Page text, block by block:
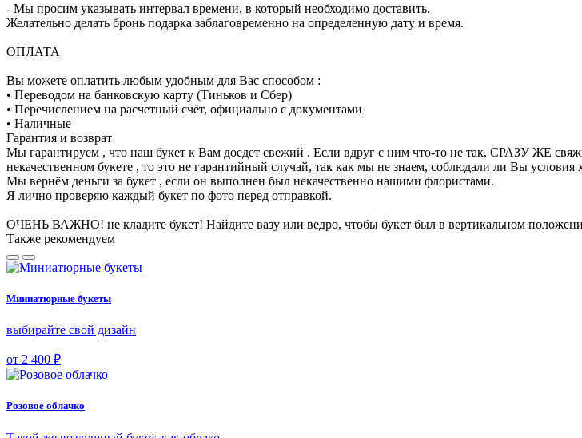
- Мы просим указывать интервал времени, в который необходимо доставить.
Желательно делать бронь подарка заблаговременно на определенную дату и время.
ОПЛАТА
Вы можете оплатить любым удобным для Вас способом :
• Переводом на банковскую карту (Тиньков и Сбер)
• Перечислением на расчетный счёт, официально с документами
• Наличные
Гарантия и возврат
Мы гарантируем , что наш букет к Вам доедет свежий . Если вдруг с ним что-то не так, СРАЗУ ЖЕ
некачественном букете , то это не гарантийный случай, так как мы не знаем, соблюдали ли Вы
Мы вернём деньги за букет , если он выполнен был некачественно нашими флористами.
Я лично проверяю каждый букет по фото перед отправкой.
ОЧЕНЬ ВАЖНО! не кладите букет! Найдите вазу или ведро, чтобы букет был в вертикальном
Также рекомендуем
Миниатюрные букеты
выбирайте свой дизайн
от 2 400 ₽
Розовое облачко